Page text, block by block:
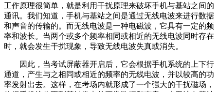
工作原理很简单，就是利用干扰原理来破坏手机与基站之间的
通讯。我们知道，手机与基站之间是通过无线电波来进行数据
和声音的传输的。而无线电波是一种电磁波，它具有一定的频
率和波长。当两个或多个频率相同或相近的无线电波同时存在
时，就会发生干扰现象，导致无线电波失真或消失。
因此，当考试屏蔽器开启后，它会根据手机系统的上下行
通道，产生与之相同或相近的频率的无线电波，并以较高的功
率发射出去。这样，在考场内就形成了一个强大的干扰磁场，